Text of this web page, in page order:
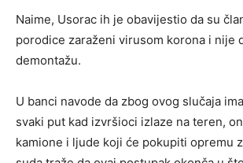
Naime, Usorac ih je obavijestio da su
porodice zaraženi virusom korona i nije
demontažu.
U banci navode da zbog ovog slučaja
svaki put kad izvršioci izlaze na teren,
kamione i ljude koji će pokupiti opremu